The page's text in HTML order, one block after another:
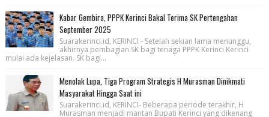
Kabar Gembira, PPPK Kerinci Bakal Terima SK Pertengahan
September 2025
Suarakerinci.id, KERINCI - Setelah sekian lama menunggu,
akhirnya pembagian SK bagi tenaga PPPK Kerinci Kerinci
mulai ada kejelasan. SK bagi...
Menolak Lupa, Tiga Program Strategis H Murasman Dinikmati
Masyarakat Hingga Saat ini
Suarakerinci.id, KERINCI- Beberapa periode terakhir, H
Murasman menjadi mantan Bupati Kerinci yang dikenang